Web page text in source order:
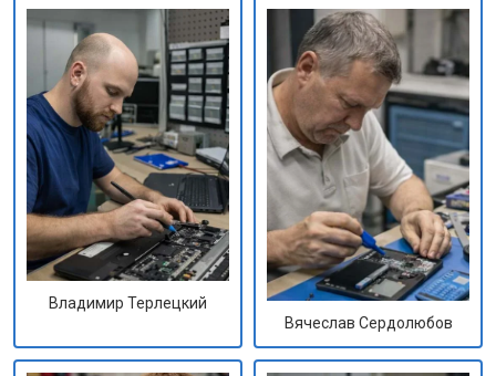
Владимир Терлецкий
Вячеслав Сердолюбов